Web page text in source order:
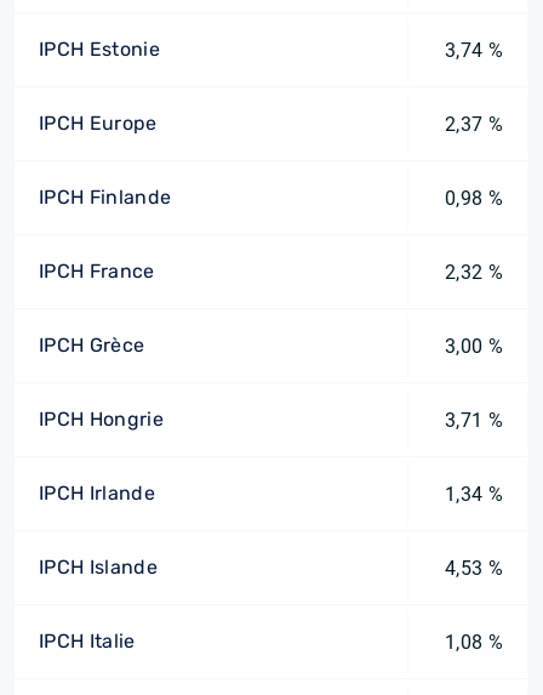
IPCH Estonie 3,74 %
IPCH Europe 2,37 %
IPCH Finlande 0,98 %
IPCH France 2,32 %
IPCH Grèce 3,00 %
IPCH Hongrie 3,71 %
IPCH Irlande 1,34 %
IPCH Islande 4,53 %
IPCH Italie 1,08 %